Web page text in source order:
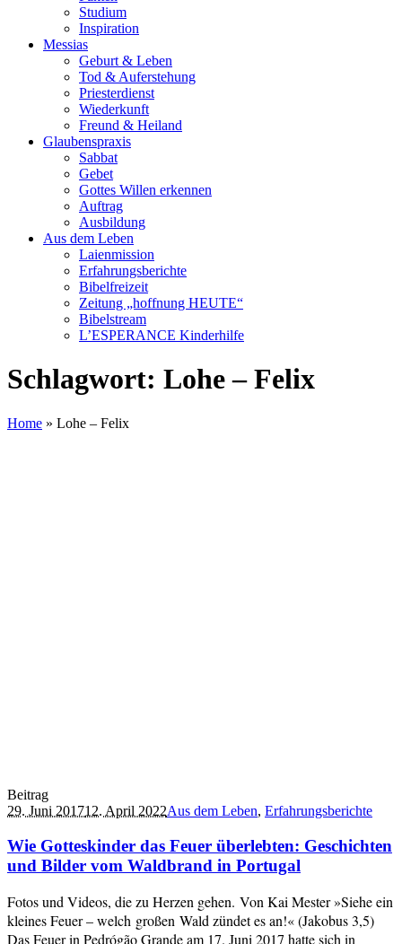
Studium
Inspiration
Messias
Geburt & Leben
Tod & Auferstehung
Priesterdienst
Wiederkunft
Freund & Heiland
Glaubenspraxis
Sabbat
Gebet
Gottes Willen erkennen
Auftrag
Ausbildung
Aus dem Leben
Laienmission
Erfahrungsberichte
Bibelfreizeit
Zeitung „hoffnung HEUTE“
Bibelstream
L’ESPERANCE Kinderhilfe
Schlagwort: Lohe – Felix
Home » Lohe – Felix
Beitrag
29. Juni 201712. April 2022Aus dem Leben, Erfahrungsberichte
Wie Gotteskinder das Feuer überlebten: Geschichten
und Bilder vom Waldbrand in Portugal
Fotos und Videos, die zu Herzen gehen. Von Kai Mester »Siehe ein
kleines Feuer – welch großen Wald zündet es an!« (Jakobus 3,5)
Das Feuer in Pedrógão Grande am 17. Juni 2017 hatte sich in